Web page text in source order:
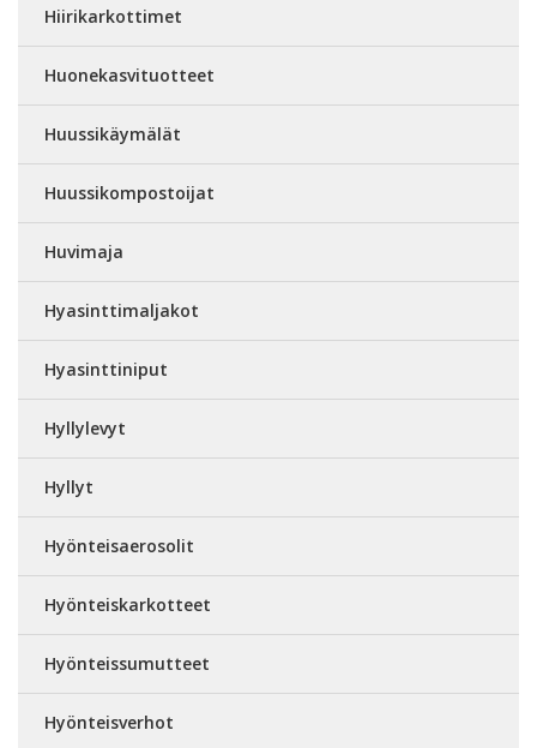
Hiirikarkottimet
Huonekasvituotteet
Huussikäymälät
Huussikompostoijat
Huvimaja
Hyasinttimaljakot
Hyasinttiniput
Hyllylevyt
Hyllyt
Hyönteisaerosolit
Hyönteiskarkotteet
Hyönteissumutteet
Hyönteisverhot